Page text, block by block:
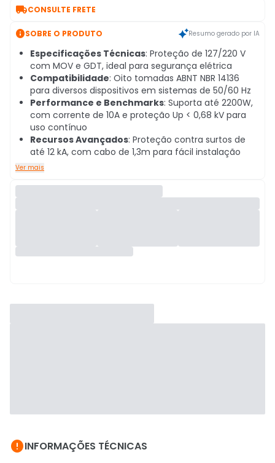
CONSULTE FRETE
SOBRE O PRODUTO Resumo gerado por IA
Especificações Técnicas: Proteção de 127/220 V
com MOV e GDT, ideal para segurança elétrica
Compatibilidade: Oito tomadas ABNT NBR 14136
para diversos dispositivos em sistemas de 50/60 Hz
Performance e Benchmarks: Suporta até 2200W,
com corrente de 10A e proteção Up < 0,68 kV para
uso contínuo
Recursos Avançados: Proteção contra surtos de
até 12 kA, com cabo de 1,3m para fácil instalação
Ver mais
INFORMAÇÕES TÉCNICAS